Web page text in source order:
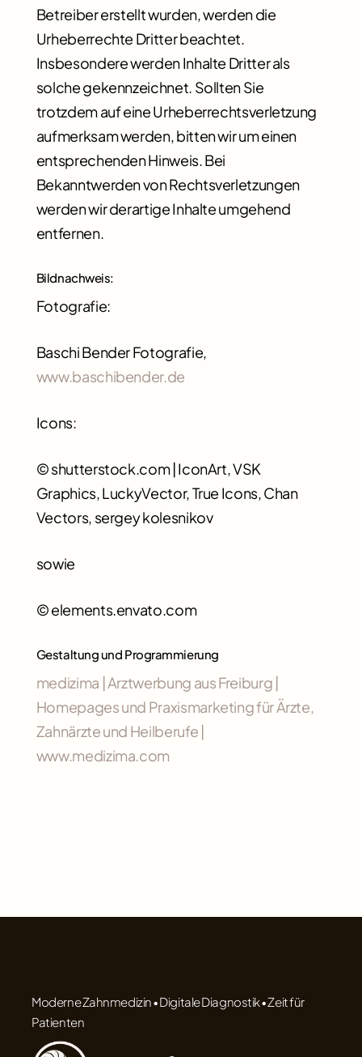
Betreiber erstellt wurden, werden die
Urheberrechte Dritter beachtet.
Insbesondere werden Inhalte Dritter als
solche gekennzeichnet. Sollten Sie
trotzdem auf eine Urheberrechtsverletzung
aufmerksam werden, bitten wir um einen
entsprechenden Hinweis. Bei
Bekanntwerden von Rechtsverletzungen
werden wir derartige Inhalte umgehend
entfernen.
Bildnachweis:
Fotografie:
Baschi Bender Fotografie,
www.baschibender.de
Icons:
© shutterstock.com | IconArt, VSK
Graphics, LuckyVector, True Icons, Chan
Vectors, sergey kolesnikov
sowie
© elements.envato.com
Gestaltung und Programmierung
medizima | Arztwerbung aus Freiburg |
Homepages und Praxismarketing für Ärzte,
Zahnärzte und Heilberufe |
www.medizima.com
Moderne Zahnmedizin • Digitale Diagnostik • Zeit für
Patienten